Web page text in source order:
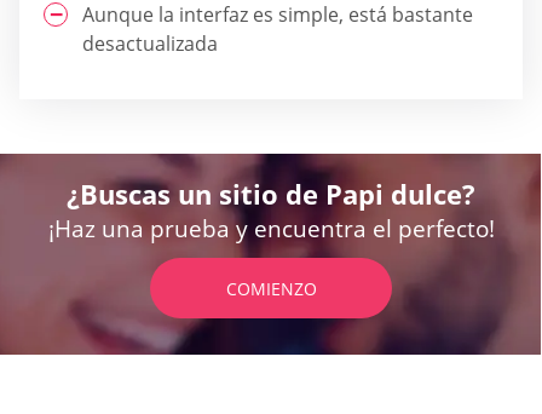
Aunque la interfaz es simple, está bastante
desactualizada
¿Buscas un sitio de Papi dulce?
¡Haz una prueba y encuentra el perfecto!
COMIENZO